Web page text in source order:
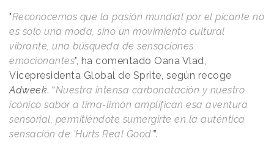
"Reconocemos que la pasión mundial por el picante no
es solo una moda, sino un movimiento cultural
vibrante, una búsqueda de sensaciones
emocionantes", ha comentado Oana Vlad,
Vicepresidenta Global de Sprite, según recoge
Adweek. “Nuestra intensa carbonatación y nuestro
icónico sabor a lima-limón amplifican esa aventura
sensorial, permitiéndote sumergirte en la auténtica
sensación de 'Hurts Real Good'”.